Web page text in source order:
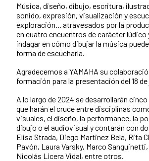
Música, diseño, dibujo, escritura,
sonido, expresión, visualización y
exploración... atravesados por la
en cuatro encuentros de carácter lúdico
indagar en cómo dibujar la música
forma de escucharla.
Agradecemos a YAMAHA su
formación para la presentación del 18 de
A lo largo de 2024 se desarrollarán
que harán el cruce entre disciplinas
visuales, el diseño, la performance, la
dibujo o el audiovisual y contarán con
Elisa Strada, Diego Martinez Bela, Rita
Pavón, Laura Varsky, Marco
Nicolás Licera Vidal, entre otros.